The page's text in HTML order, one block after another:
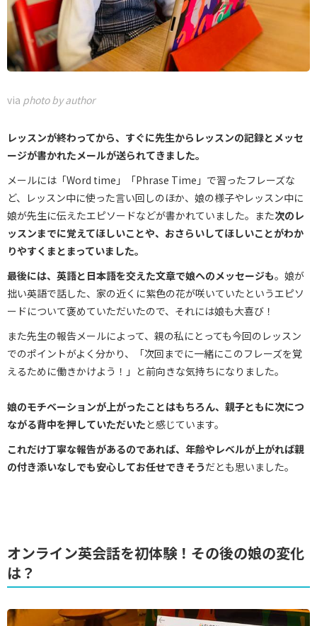
via photo by author
レッスンが終わってから、すぐに先生からレッスンの記録とメッセ
ージが書かれたメールが送られてきました。
メールには「Word time」「Phrase Time」で習ったフレーズな
ど、レッスン中に使った言い回しのほか、娘の様子やレッスン中に
娘が先生に伝えたエピソードなどが書かれていました。また次のレ
ッスンまでに覚えてほしいことや、おさらいしてほしいことがわか
りやすくまとまっていました。
最後には、英語と日本語を交えた文章で娘へのメッセージも。娘が
拙い英語で話した、家の近くに紫色の花が咲いていたというエピソ
ードについて褒めていただいたので、それには娘も大喜び！
また先生の報告メールによって、親の私にとっても今回のレッスン
でのポイントがよく分かり、「次回までに一緒にこのフレーズを覚
えるために働きかけよう！」と前向きな気持ちになりました。
娘のモチベーションが上がったことはもちろん、親子ともに次につ
ながる背中を押していただいたと感じています。
これだけ丁寧な報告があるのであれば、年齢やレベルが上がれば親
の付き添いなしでも安心してお任せできそうだとも思いました。
オンライン英会話を初体験！その後の娘の変化
は？